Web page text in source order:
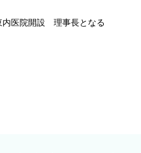
内医院開設 理事長となる